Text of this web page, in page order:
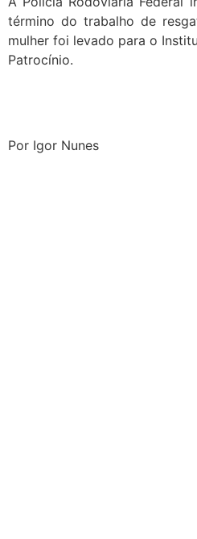
término do trabalho de
mulher foi levado para o
Patrocínio.
Por Igor Nunes